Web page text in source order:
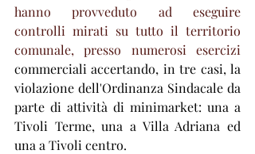
hanno provveduto ad eseguire
controlli mirati su tutto il territorio
commerciali accertando, in tre casi, la
violazione dell'Ordinanza Sindacale da
parte di attività di minimarket: una a
Tivoli Terme, una a Villa Adriana ed
una a Tivoli centro.